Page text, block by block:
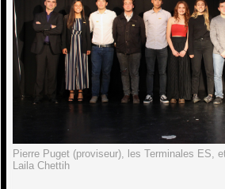
Pierre Puget (proviseur), les Terminales ES,
Laila Chettih